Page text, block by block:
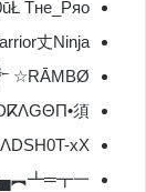
Тне_Ряо
丈Ninja
須
xX
一